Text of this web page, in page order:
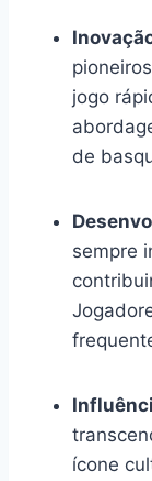
jogo
de
sempre
ícone